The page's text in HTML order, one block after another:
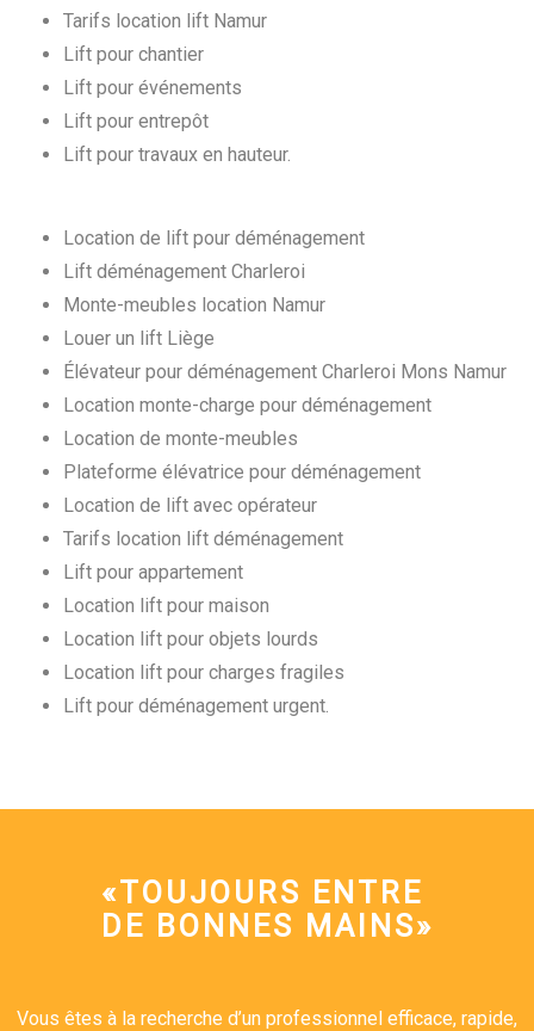
Tarifs location lift Namur
Lift pour chantier
Lift pour événements
Lift pour entrepôt
Lift pour travaux en hauteur.
Location de lift pour déménagement
Lift déménagement Charleroi
Monte-meubles location Namur
Louer un lift Liège
Élévateur pour déménagement Charleroi Mons Namur
Location monte-charge pour déménagement
Location de monte-meubles
Plateforme élévatrice pour déménagement
Location de lift avec opérateur
Tarifs location lift déménagement
Lift pour appartement
Location lift pour maison
Location lift pour objets lourds
Location lift pour charges fragiles
Lift pour déménagement urgent.
«TOUJOURS ENTRE
DE BONNES MAINS»
Vous êtes à la recherche d’un professionnel efficace, rapide,